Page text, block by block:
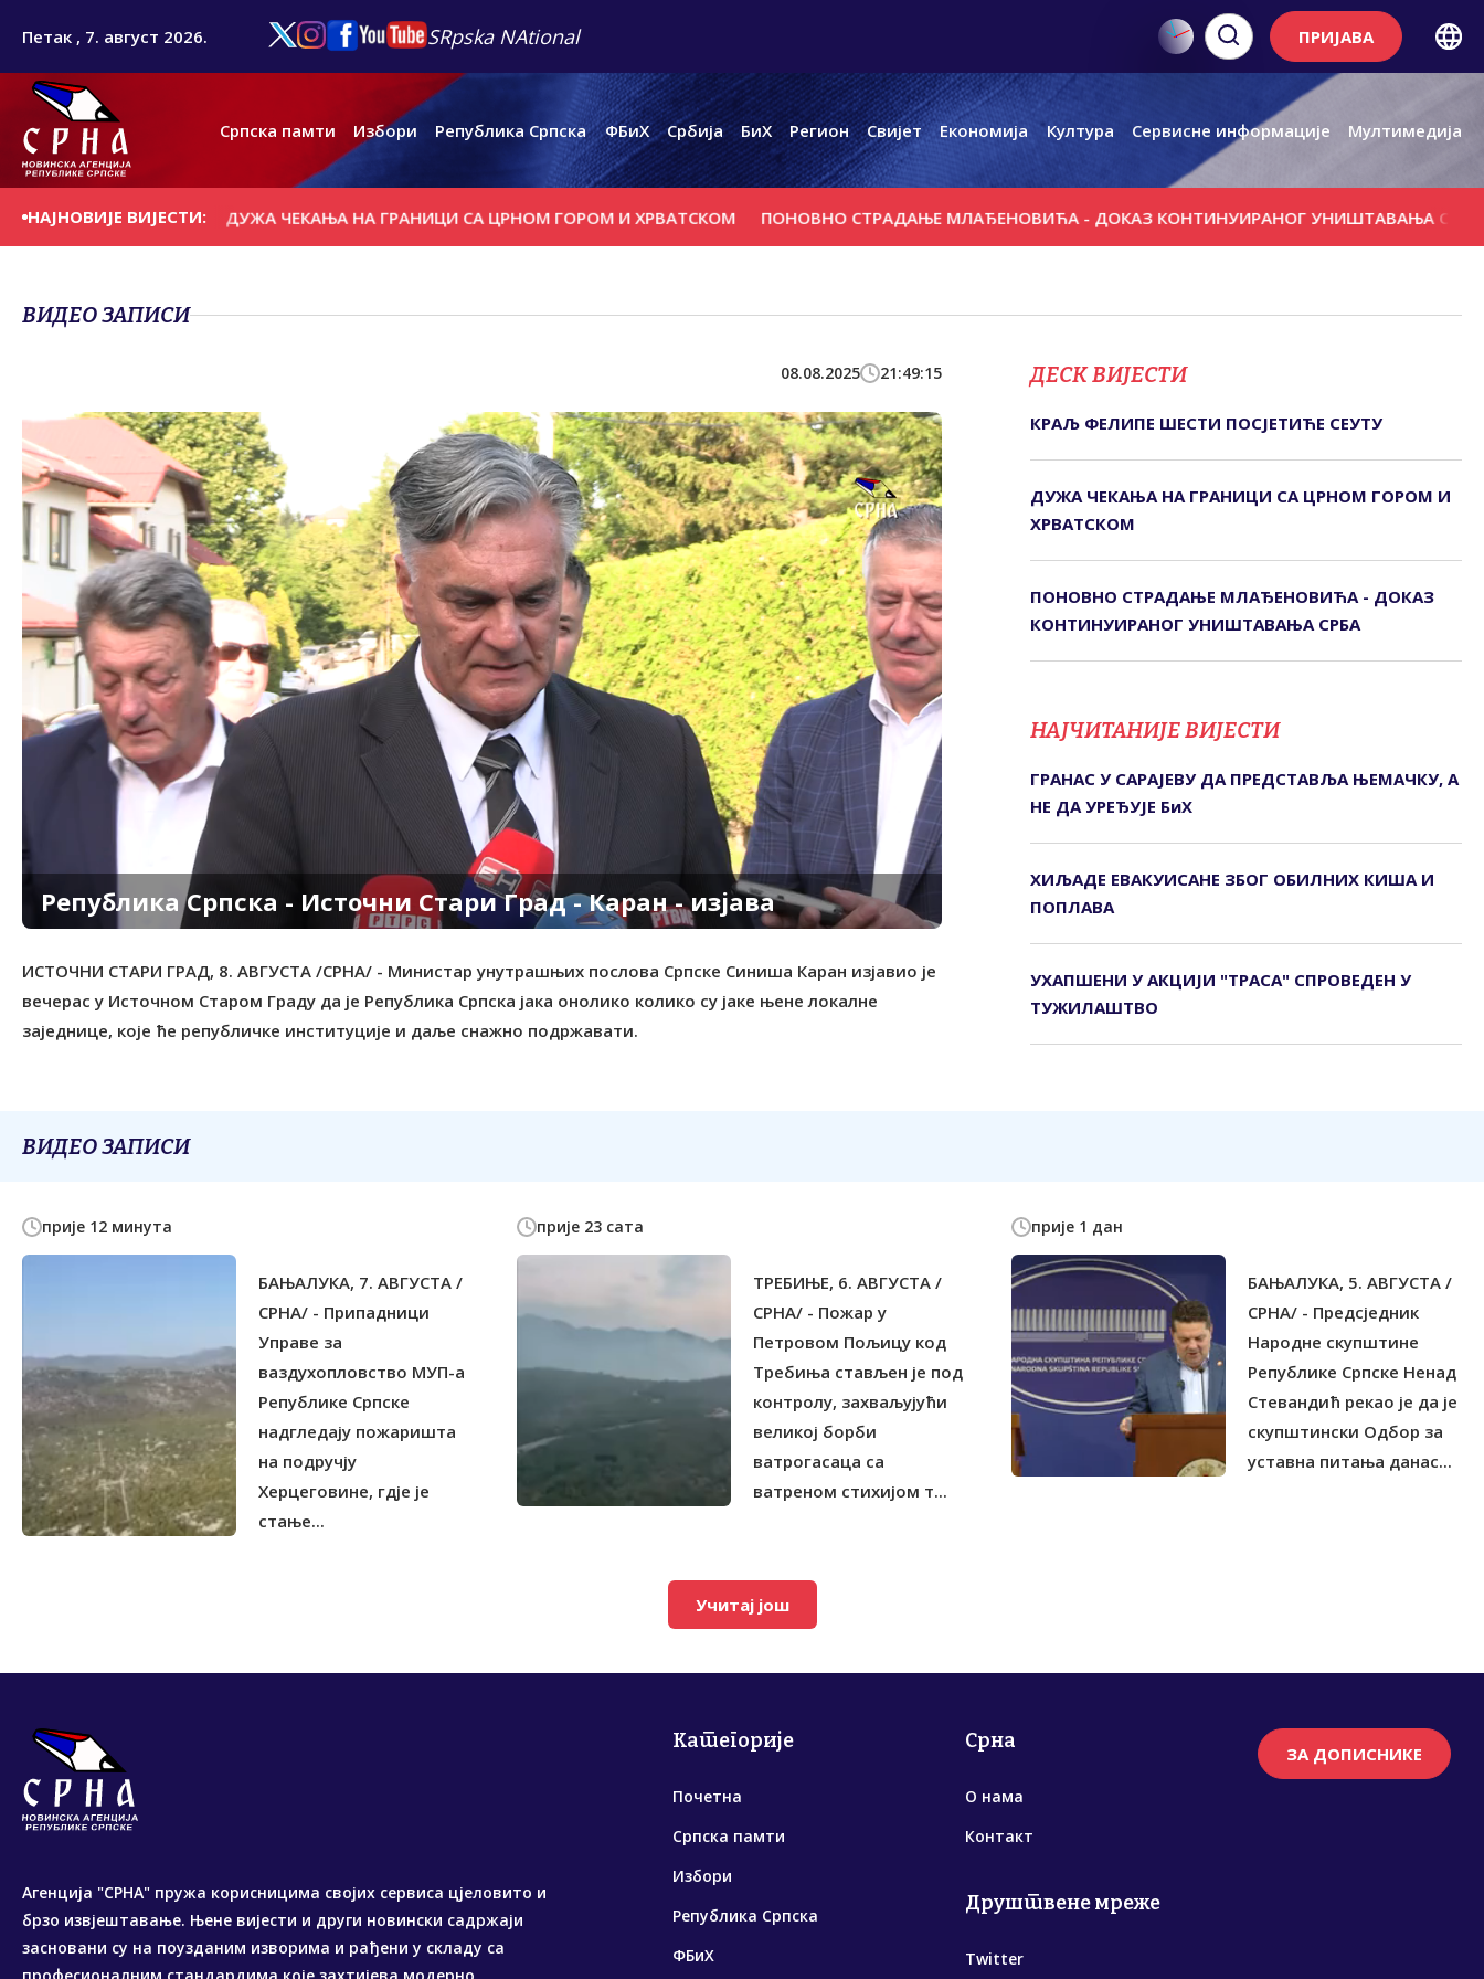
Петак , 7. август 2026. SRpska NAtional ПРИЈАВА
Српска памти Избори Република Српска ФБиХ Србија БиХ Регион Свијет Економија Култура Сервисне информације Мултимедија
НАЈНОВИЈЕ ВИЈЕСТИ:
СЕУТУ ДУЖА ЧЕКАЊА НА ГРАНИЦИ СА ЦРНОМ ГОРОМ И ХРВАТСКОМ ПОНОВНО СТРАДАЊЕ МЛАЂЕНОВИЋА - ДОКАЗ КОНТИНУИРАНОГ УНИШТАВАЊА СРБА
ВИДЕО ЗАПИСИ
08.08.2025 21:49:15
Република Српска - Источни Стари Град - Каран - изјава
ИСТОЧНИ СТАРИ ГРАД, 8. АВГУСТА /СРНА/ - Министар унутрашњих послова Српске Синиша Каран изјавио је
вечерас у Источном Старом Граду да је Република Српска јака онолико колико су јаке њене локалне
заједнице, које ће републичке институције и даље снажно подржавати.
ДЕСК ВИЈЕСТИ
КРАЉ ФЕЛИПЕ ШЕСТИ ПОСЈЕТИЋЕ СЕУТУ
ДУЖА ЧЕКАЊА НА ГРАНИЦИ СА ЦРНОМ ГОРОМ И
ХРВАТСКОМ
ПОНОВНО СТРАДАЊЕ МЛАЂЕНОВИЋА - ДОКАЗ
КОНТИНУИРАНОГ УНИШТАВАЊА СРБА
НАЈЧИТАНИЈЕ ВИЈЕСТИ
ГРАНАС У САРАЈЕВУ ДА ПРЕДСТАВЉА ЊЕМАЧКУ, А
НЕ ДА УРЕЂУЈЕ БиХ
ХИЉАДЕ ЕВАКУИСАНЕ ЗБОГ ОБИЛНИХ КИША И
ПОПЛАВА
УХАПШЕНИ У АКЦИЈИ "ТРАСА" СПРОВЕДЕН У
ТУЖИЛАШТВО
ВИДЕО ЗАПИСИ
прије 12 минута
БАЊАЛУКА, 7. АВГУСТА /
СРНА/ - Припадници
Управе за
ваздухопловство МУП-а
Републике Српске
надгледају пожаришта
на подручју
Херцеговине, гдје је
стање...
прије 23 сата
ТРЕБИЊЕ, 6. АВГУСТА /
СРНА/ - Пожар у
Петровом Пољицу код
Tребиња стављен је под
контролу, захваљујући
великој борби
ватрогасаца са
ватреном стихијом т...
прије 1 дан
БАЊАЛУКА, 5. АВГУСТА /
СРНА/ - Предсједник
Народне скупштине
Републике Српске Ненад
Стевандић рекао је да је
скупштински Одбор за
уставна питања данас...
Учитај још
Агенција "СРНА" пружа корисницима својих сервиса цјеловито и
брзо извјештавање. Њене вијести и други новински садржаји
засновани су на поузданим изворима и рађени у складу са
професионалним стандардима које захтијева модерно
Категорије
Почетна
Српска памти
Избори
Република Српска
ФБиХ
Срна
О нама
Контакт
Друштвене мреже
Twitter
ЗА ДОПИСНИКЕ